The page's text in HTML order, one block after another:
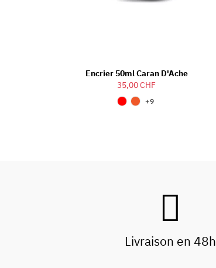
Encrier 50ml Caran D'Ache
35,00 CHF
+9
Livraison en 48h